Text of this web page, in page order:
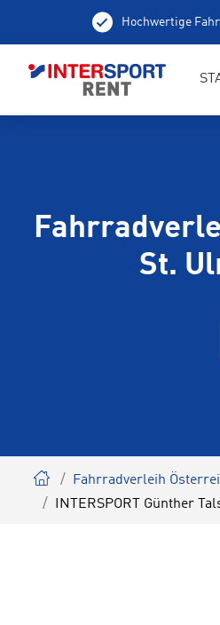
Hochwertige
100 %
St.
Fahrradverleih
INTERSPORT Günther